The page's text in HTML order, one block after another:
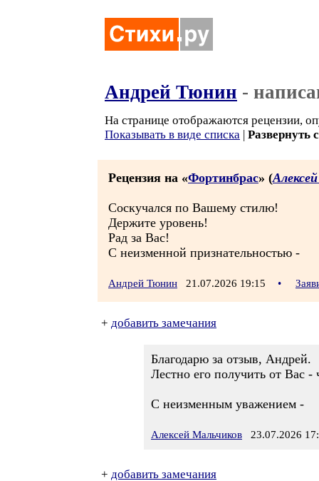
Андрей Тюнин -
На странице отображаются рецензии,
Показывать в виде списка | Развернуть
Рецензия на «Фортинбрас» (
Соскучался по Вашему стилю!
Держите уровень!
Рад за Вас!
С неизменной признательностью -
Андрей Тюнин 21.07.2026 19:15 •
+ добавить замечания
Благодарю за отзыв, Андрей.
Лестно его получить от Вас
С неизменным уважением -
Алексей Мальчиков 23.07.2026
+ добавить замечания